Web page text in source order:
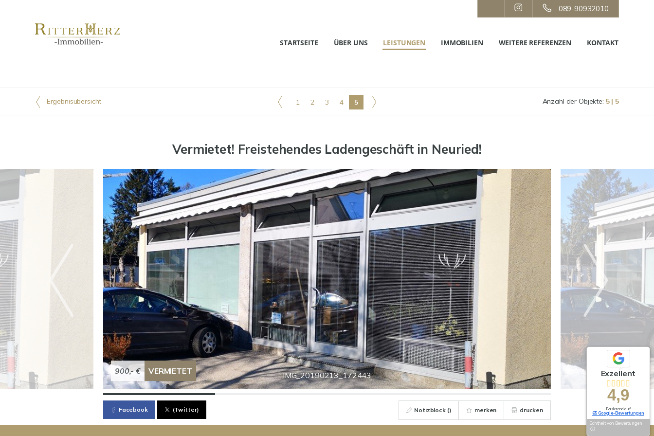
089-90932010
STARTSEITE ÜBER UNS LEISTUNGEN IMMOBILIEN WEITERE REFERENZEN KONTAKT
Ergebnisübersicht 1 2 3 4 5 Anzahl der Objekte: 5 | 5
Vermietet! Freistehendes Ladengeschäft in Neuried!
IMG_20190213_172443
900,- € VERMIETET
Facebook (Twitter) Notizblock () merken drucken
Exzellent
4,9
Basierend auf
65 Google-Bewertungen
Echtheit von Bewertungen